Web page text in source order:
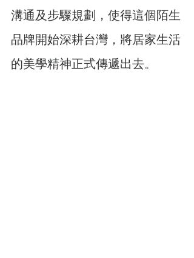
溝通及步驟規劃，使得這個陌生
品牌開始深耕台灣，將居家生活
的美學精神正式傳遞出去。